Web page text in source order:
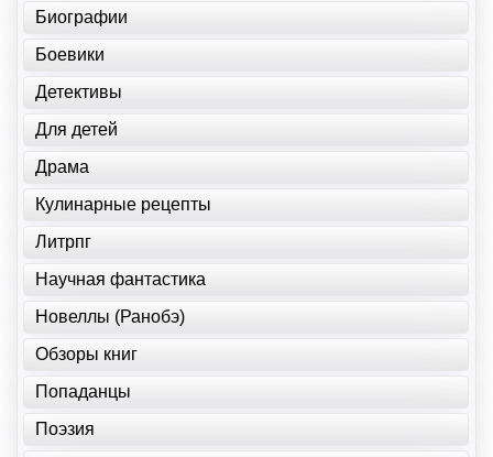
Биографии
Боевики
Детективы
Для детей
Драма
Кулинарные рецепты
Литрпг
Научная фантастика
Новеллы (Ранобэ)
Обзоры книг
Попаданцы
Поэзия